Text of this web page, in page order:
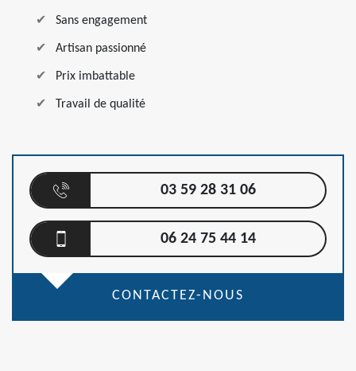
Sans engagement
Artisan passionné
Prix imbattable
Travail de qualité
03 59 28 31 06
06 24 75 44 14
CONTACTEZ-NOUS